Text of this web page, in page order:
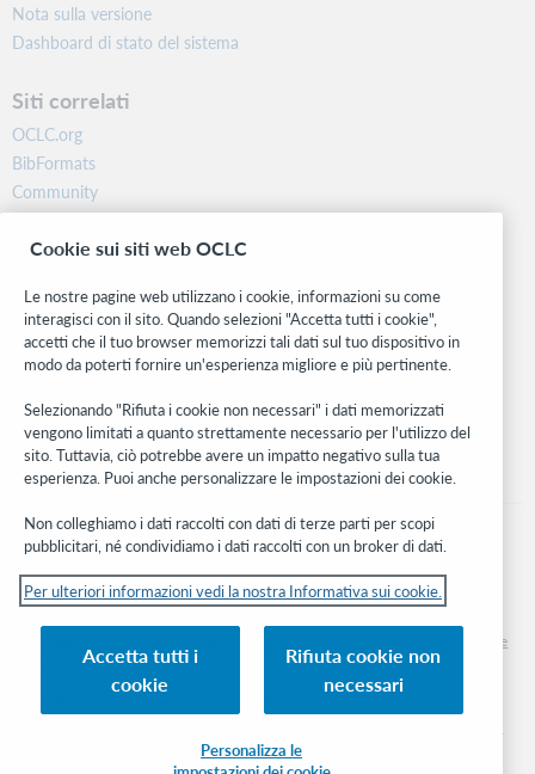
Nota sulla versione
Dashboard di stato del sistema
Siti correlati
OCLC.org
BibFormats
Community
Ricerca
WebJunction
Stay in the know.
Ricevi gli ultimi aggiornamenti di prodotti, ricerche, eventi e molto
altro direttamente nella tua casella di posta.
Subscribe now
© 2026 OCLC
Marchi e/o marchi di servizio nazionali e internazionali di OCLC, Inc. e delle sue
Informativa sui cookie Elenco e impostazioni dei cookie
Cookie sui siti web OCLC
Le nostre pagine web utilizzano i cookie, informazioni su come
interagisci con il sito. Quando selezioni "Accetta tutti i cookie",
accetti che il tuo browser memorizzi tali dati sul tuo dispositivo in
modo da poterti fornire un'esperienza migliore e più pertinente.
Selezionando "Rifiuta i cookie non necessari" i dati memorizzati
vengono limitati a quanto strettamente necessario per l'utilizzo del
sito. Tuttavia, ciò potrebbe avere un impatto negativo sulla tua
esperienza. Puoi anche personalizzare le impostazioni dei cookie.
Non colleghiamo i dati raccolti con dati di terze parti per scopi
pubblicitari, né condividiamo i dati raccolti con un broker di dati.
Per ulteriori informazioni vedi la nostra Informativa sui cookie.
Accetta tutti i
cookie
Rifiuta cookie non
necessari
Personalizza le